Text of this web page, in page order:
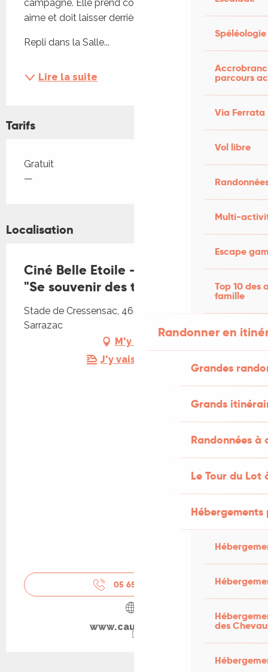
Spéléologie
parcours
Via Ferrata
Vol libre
Multi-
Escape
Top 10 des
famille
Randonner en
Grandes
Grands
Randonnées
Le Tour du Lot
des
campagne. Elle prend conscience de ce qu’elle
aime et doit laisser derrière elle…
Repli dans la Salle...
Lire la suite
Tarifs
Tarifs 2026
Gratuit
—
Localisation
Ciné Belle Etoile - Documentaire
"Se souvenir des tournesols"
Stade de Cressensac, 46600 Cressensac-
Sarrazac
M'y rendre
J'y vais en train !
05 65 37 70
www.cauvaldor.fr